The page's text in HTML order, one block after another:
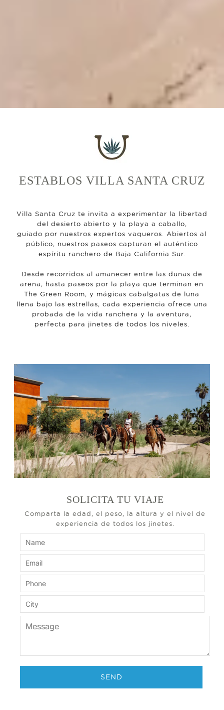
ESTABLOS VILLA SANTA CRUZ
Villa Santa Cruz te invita a experimentar la libertad
del desierto abierto y la playa a caballo,
guiado por nuestros expertos vaqueros. Abiertos al
público, nuestros paseos capturan el auténtico
espíritu ranchero de Baja California Sur.
Desde recorridos al amanecer entre las dunas de
arena, hasta paseos por la playa que terminan en
The Green Room, y mágicas cabalgatas de luna
llena bajo las estrellas, cada experiencia ofrece una
probada de la vida ranchera y la aventura,
perfecta para jinetes de todos los niveles.
SOLICITA TU VIAJE
Comparta la edad, el peso, la altura y el nivel de
experiencia de todos los jinetes.